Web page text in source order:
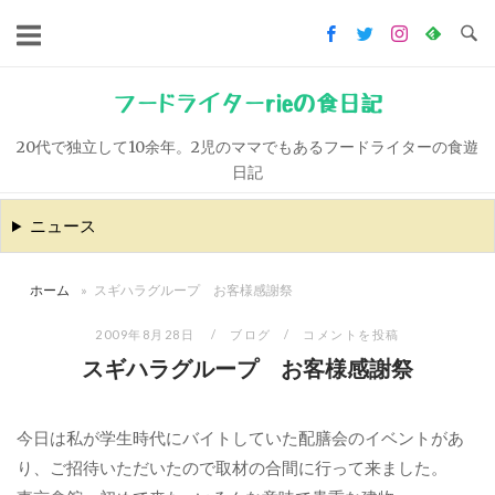
キ
ッ
フードライターrieの食日記
20代で独立して10余年。2児のママでもあるフードライターの食遊
日記
ニュース
ホーム » スギハラグループ お客様感謝祭
2009年8月28日 ブログ コメントを投稿
スギハラグループ お客様感謝祭
今日は私が学生時代にバイトしていた配膳会のイベントがあ
り、ご招待いただいたので取材の合間に行って来ました。